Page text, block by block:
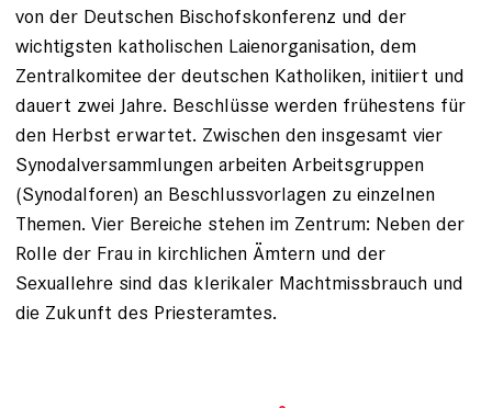
von der Deutschen Bischofskonferenz und der
wichtigsten katholischen Laienorganisation, dem
Zentralkomitee der deutschen Katholiken, initiiert und
dauert zwei Jahre. Beschlüsse werden frühestens für
den Herbst erwartet. Zwischen den insgesamt vier
Synodalversammlungen arbeiten Arbeitsgruppen
(Synodalforen) an Beschlussvorlagen zu einzelnen
Themen. Vier Bereiche stehen im Zentrum: Neben der
Rolle der Frau in kirchlichen Ämtern und der
Sexuallehre sind das klerikaler Machtmissbrauch und
die Zukunft des Priesteramtes.